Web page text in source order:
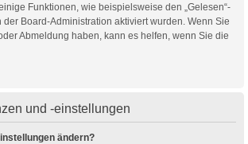
Funktionen, wie beispielsweise den „Gelesen“-
der Board-Administration aktiviert wurden. Wenn Sie
Abmeldung haben, kann es helfen, wenn Sie die
und -einstellungen
ändern?